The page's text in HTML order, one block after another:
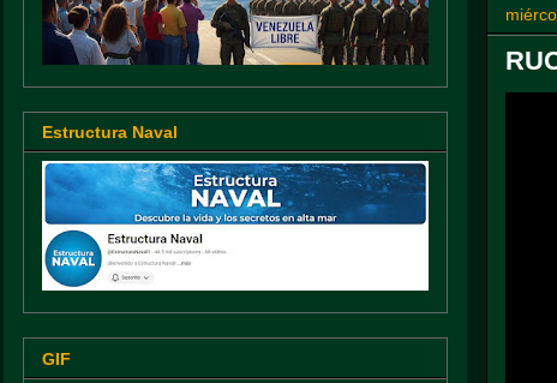
Estructura Naval
GIF